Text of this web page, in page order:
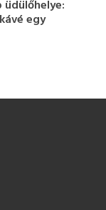
üdülőhelye:
egy